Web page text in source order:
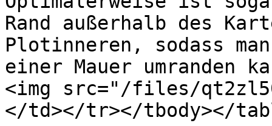
Rand außerhalb des
Plotinneren, sodass
einer Mauer umranden
<img src="/files/
</td></tr></tbody></